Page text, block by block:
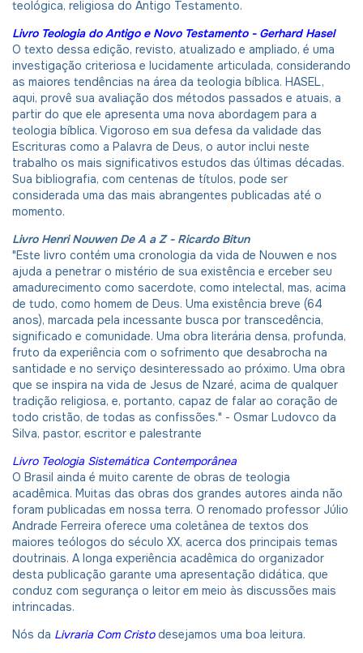
teológica, religiosa do Antigo Testamento.
Livro Teologia do Antigo e Novo Testamento - Gerhard Hasel
O texto dessa edição, revisto, atualizado e ampliado, é uma
investigação criteriosa e lucidamente articulada, considerando
as maiores tendências na área da teologia bíblica. HASEL,
aqui, provê sua avaliação dos métodos passados e atuais, a
partir do que ele apresenta uma nova abordagem para a
teologia bíblica. Vigoroso em sua defesa da validade das
Escrituras como a Palavra de Deus, o autor inclui neste
trabalho os mais significativos estudos das últimas décadas.
Sua bibliografia, com centenas de títulos, pode ser
considerada uma das mais abrangentes publicadas até o
momento.
Livro Henri Nouwen De A a Z - Ricardo Bitun
"Este livro contém uma cronologia da vida de Nouwen e nos
ajuda a penetrar o mistério de sua existência e erceber seu
amadurecimento como sacerdote, como intelectal, mas, acima
de tudo, como homem de Deus. Uma existência breve (64
anos), marcada pela incessante busca por transcedência,
significado e comunidade. Uma obra literária densa, profunda,
fruto da experiência com o sofrimento que desabrocha na
santidade e no serviço desinteressado ao próximo. Uma obra
que se inspira na vida de Jesus de Nzaré, acima de qualquer
tradição religiosa, e, portanto, capaz de falar ao coração de
todo cristão, de todas as confissões." - Osmar Ludovco da
Silva, pastor, escritor e palestrante
Livro Teologia Sistemática Contemporânea
O Brasil ainda é muito carente de obras de teologia
acadêmica. Muitas das obras dos grandes autores ainda não
foram publicadas em nossa terra. O renomado professor Júlio
Andrade Ferreira oferece uma coletânea de textos dos
maiores teólogos do século XX, acerca dos principais temas
doutrinais. A longa experiência acadêmica do organizador
desta publicação garante uma apresentação didática, que
conduz com segurança o leitor em meio às discussões mais
intrincadas.
Nós da Livraria Com Cristodesejamos uma boa leitura.